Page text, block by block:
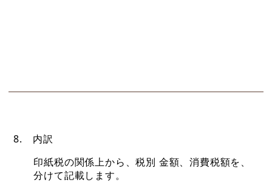
8. 内訳
印紙税の関係上から、税別 金額、消費税額を、
分けて記載します。